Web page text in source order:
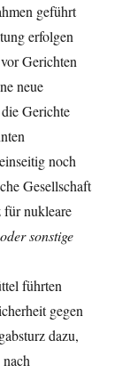
geführt
erfolgen
Gerichten
neue
Gerichte
noch
Gesellschaft
für nukleare
sonstige
führten
gegen
dazu,